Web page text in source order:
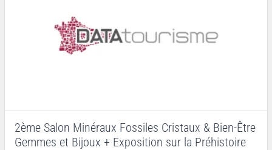
2ème Salon Minéraux Fossiles Cristaux & Bien-Être
Gemmes et Bijoux + Exposition sur la Préhistoire